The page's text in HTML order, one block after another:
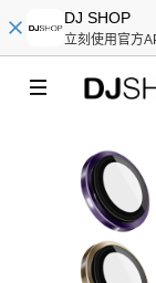
DJ SHOP
立刻使用官方